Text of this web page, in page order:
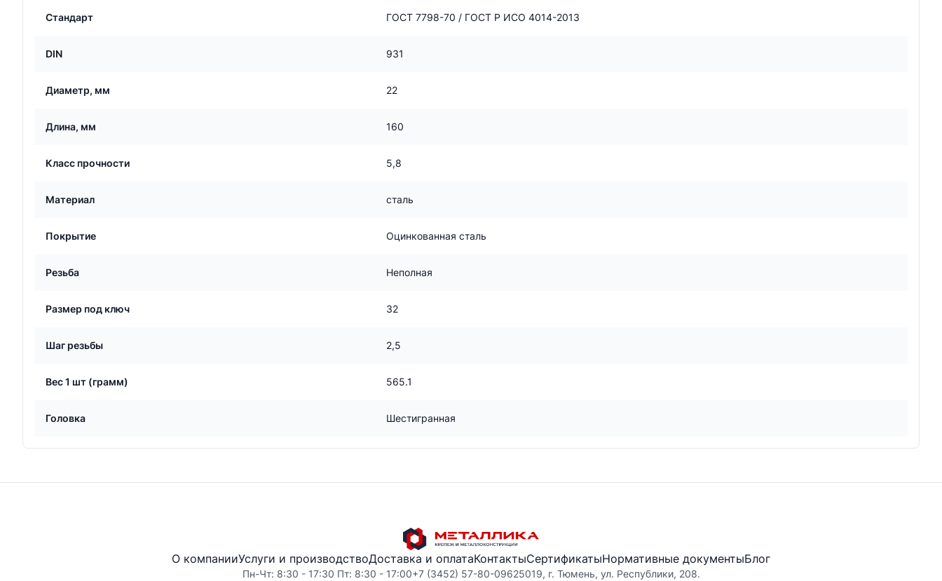
Стандарт ГОСТ 7798-70 / ГОСТ Р ИСО 4014-2013
DIN 931
Диаметр, мм 22
Длина, мм 160
Класс прочности 5,8
Материал сталь
Покрытие Оцинкованная сталь
Резьба Неполная
Размер под ключ 32
Шаг резьбы 2,5
Вес 1 шт (грамм) 565.1
Головка Шестигранная
О компанииУслуги и производствоДоставка и оплатаКонтактыСертификатыНормативные документыБлог
Пн-Чт: 8:30 - 17:30 Пт: 8:30 - 17:00+7 (3452) 57-80-09625019, г. Тюмень, ул. Республики, 208.